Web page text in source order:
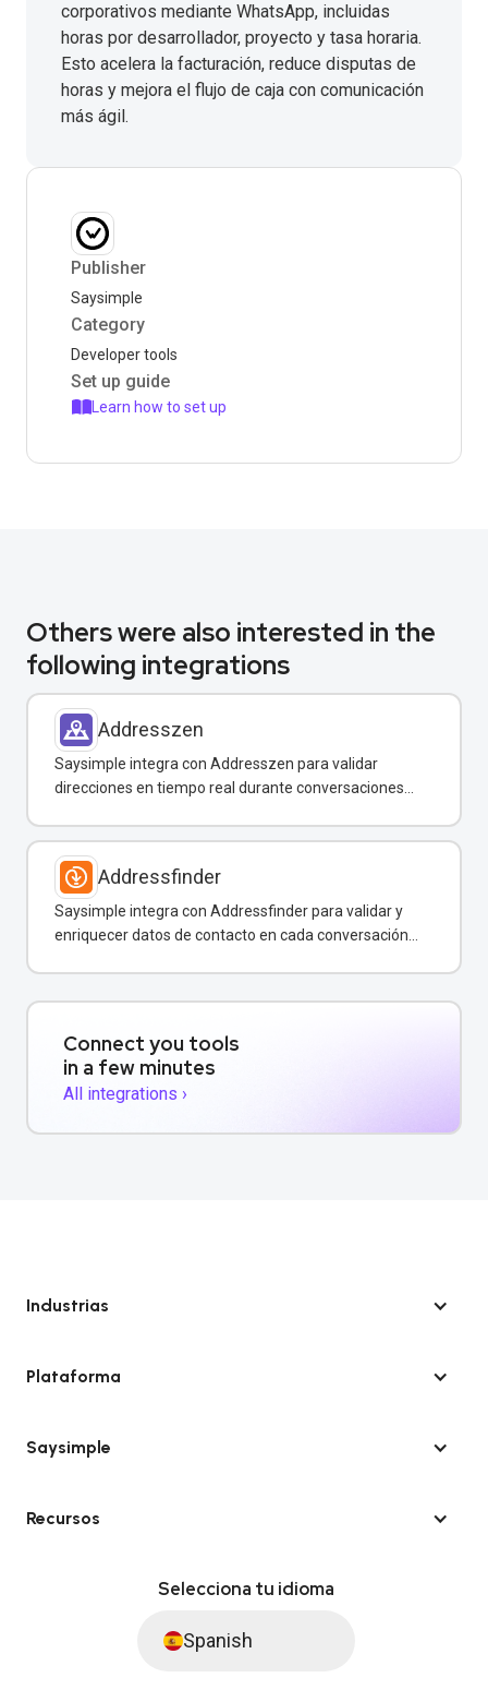
corporativos mediante WhatsApp, incluidas
horas por desarrollador, proyecto y tasa horaria.
Esto acelera la facturación, reduce disputas de
horas y mejora el flujo de caja con comunicación
más ágil.
Publisher
Saysimple
Category
Developer tools
Set up guide
Learn how to set up
Others were also interested in the
following integrations
Addresszen
Saysimple integra con Addresszen para validar
direcciones en tiempo real durante conversaciones
Addressfinder
Saysimple integra con Addressfinder para validar y
enriquecer datos de contacto en cada conversación
Connect you tools
in a few minutes
All integrations ›
Industrias
Plataforma
Saysimple
Recursos
Selecciona tu idioma
Spanish